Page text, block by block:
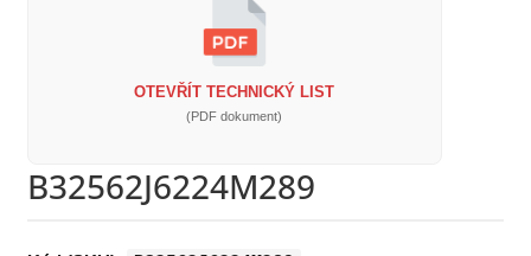
OTEVŘÍT TECHNICKÝ LIST
(PDF dokument)
B32562J6224M289